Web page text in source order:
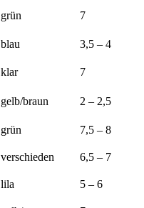
grün 7
blau 3,5 – 4
klar 7
gelb/braun 2 – 2,5
grün 7,5 – 8
verschieden 6,5 – 7
lila 5 – 6